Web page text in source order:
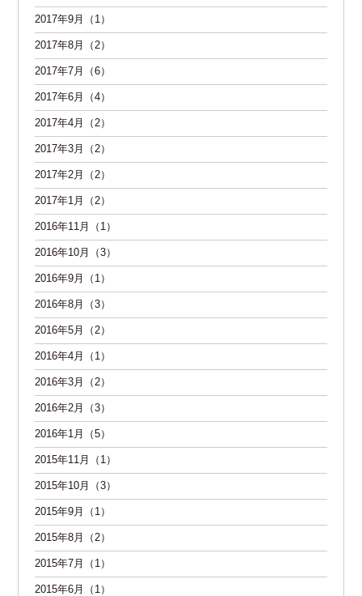
2017年9月（1）
2017年8月（2）
2017年7月（6）
2017年6月（4）
2017年4月（2）
2017年3月（2）
2017年2月（2）
2017年1月（2）
2016年11月（1）
2016年10月（3）
2016年9月（1）
2016年8月（3）
2016年5月（2）
2016年4月（1）
2016年3月（2）
2016年2月（3）
2016年1月（5）
2015年11月（1）
2015年10月（3）
2015年9月（1）
2015年8月（2）
2015年7月（1）
2015年6月（1）